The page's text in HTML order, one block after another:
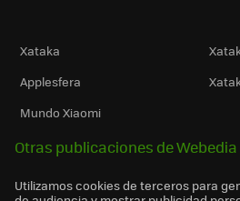
Xataka
Applesfera
Mundo Xiaomi
Otras publicaciones de Webedia
Utilizamos cookies de terceros para